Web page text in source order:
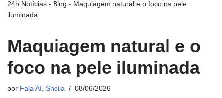
24h Notícias - Blog - Maquiagem natural e o foco na pele
iluminada
Maquiagem natural e o
foco na pele iluminada
por Fala Aí, Sheila 08/06/2026